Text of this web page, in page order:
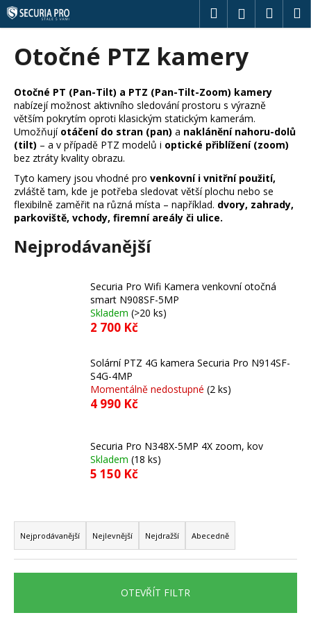
Přejít
na
obsah
HledatPřihlášení
Otočné PTZ kamery
Otočné PT (Pan-Tilt) a PTZ (Pan-Tilt-Zoom) kamery
nabízejí možnost aktivního sledování prostoru s výrazně
větším pokrytím oproti klasickým statickým kamerám.
Umožňují otáčení do stran (pan) a naklánění nahoru-dolů
(tilt) – a v případě PTZ modelů i optické přiblížení (zoom)
bez ztráty kvality obrazu.
Tyto kamery jsou vhodné pro venkovní i vnitřní použití,
zvláště tam, kde je potřeba sledovat větší plochu nebo se
flexibilně zaměřit na různá místa – například. dvory, zahrady,
parkoviště, vchody, firemní areály či ulice.
Nejprodávanější
Securia Pro Wifi Kamera venkovní otočná
smart N908SF-5MP
Skladem (>20 ks)
2 700 Kč
Solární PTZ 4G kamera Securia Pro N914SF-
S4G-4MP
Momentálně nedostupné (2 ks)
4 990 Kč
Securia Pro N348X-5MP 4X zoom, kov
Skladem (18 ks)
5 150 Kč
Ř
a
z
e
í
Nejprodávanější Nejlevnější Nejdražší Abecedně
OTEVŘÍT FILTR
K
o
o
p
o
t
ř
e
b
u
j
e
HLEDAT
D
o
p
o
u